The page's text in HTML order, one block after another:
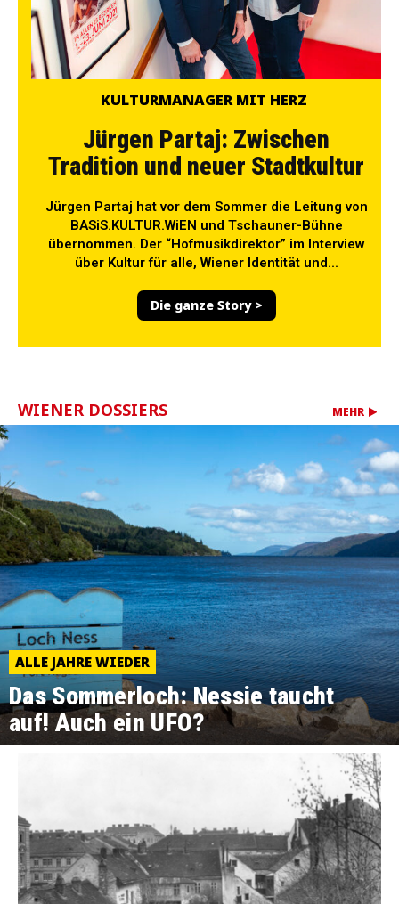
KULTURMANAGER MIT HERZ
Jürgen Partaj: Zwischen
Tradition und neuer Stadtkultur
Jürgen Partaj hat vor dem Sommer die Leitung von
BASiS.KULTUR.WiEN und Tschauner-Bühne
übernommen. Der “Hofmusikdirektor” im Interview
über Kultur für alle, Wiener Identität und...
Die ganze Story >
WIENER DOSSIERS MEHR
ALLE JAHRE WIEDER
Das Sommerloch: Nessie taucht
auf! Auch ein UFO?